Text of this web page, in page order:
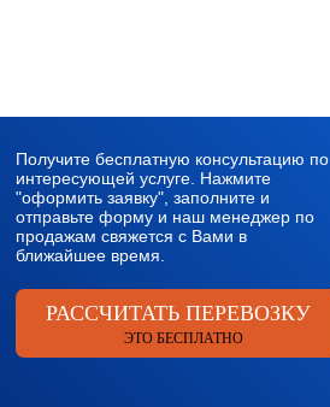
Получите бесплатную консультацию по
интересующей услуге. Нажмите
"оформить заявку", заполните и
отправьте форму и наш менеджер по
продажам свяжется с Вами в
ближайшее время.
РАССЧИТАТЬ ПЕРЕВОЗКУ
ЭТО БЕСПЛАТНО